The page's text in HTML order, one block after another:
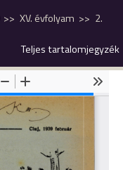
XV. évfolyam
2.
Teljes tartalomjegyzék